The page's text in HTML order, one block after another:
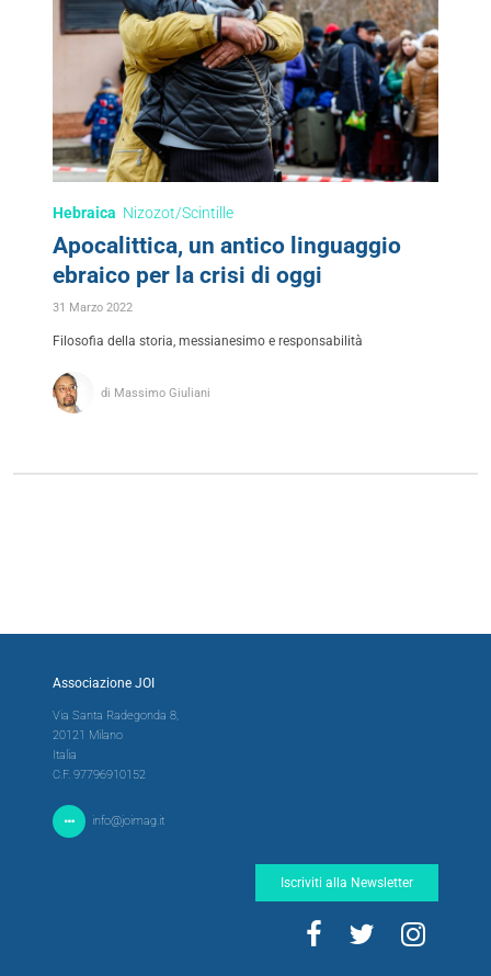
Hebraica Nizozot/Scintille
Apocalittica, un antico linguaggio
ebraico per la crisi di oggi
31 Marzo 2022
Filosofia della storia, messianesimo e responsabilità
di Massimo Giuliani
Associazione JOI
Via Santa Radegonda 8,
20121 Milano
Italia
C.F. 97796910152
info@joimag.it
Iscriviti alla Newsletter